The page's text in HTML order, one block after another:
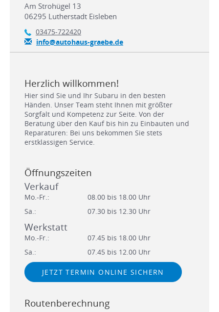
Am Strohügel 13
06295 Lutherstadt Eisleben
03475-722420
info@autohaus-graebe.de
Herzlich willkommen!
Hier sind Sie und Ihr Subaru in den besten
Händen. Unser Team steht Ihnen mit größter
Sorgfalt und Kompetenz zur Seite. Von der
Beratung über den Kauf bis hin zu Einbauten und
Reparaturen: Bei uns bekommen Sie stets
erstklassigen Service.
Öffnungszeiten
Verkauf
Mo.-Fr.:
08.00 bis 18.00 Uhr
Sa.:
07.30 bis 12.30 Uhr
Werkstatt
Mo.-Fr.:
07.45 bis 18.00 Uhr
Sa.:
07.45 bis 12.00 Uhr
JETZT TERMIN ONLINE SICHERN
Routenberechnung